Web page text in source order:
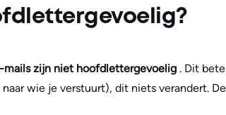
mails zijn niet hoofdlettergevoelig . Dit
wie je verstuurt), dit niets verandert.